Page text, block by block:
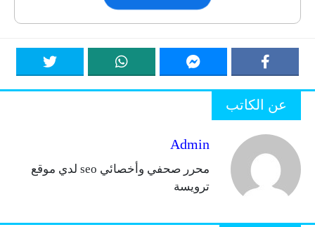
عن الكاتب
Admin
محرر صحفي وأخصائي seo لدي موقع
ترويسة